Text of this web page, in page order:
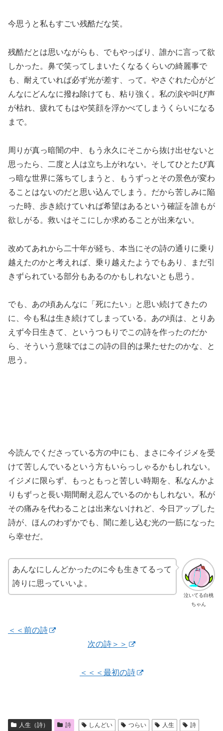
今思うと私もすごい残酷だな笑。
残酷だとは思いながらも、でもやっぱり、誰かに言って欲
しかった。鼻で笑ってしまいたくなるくらいの綺麗事で
も、耐えていれば必ず光が差す、って。やさぐれた心がど
んなにどんなに撥ね除けても、粘り強く。私の涙や叫び声
が枯れ、疲れてもはや笑顔を浮かべてしまうくらいになる
まで。
周りが真っ暗闇の中、もう永久にそこから抜け出せないと
思ったら、二度と人は立ち上がれない。そしてひとたび真
っ暗な世界に落ちてしまうと、もうずっとその景色が変わ
ることはないのだと思い込んでしまう。だから苦しみに陥
った時、歩き続けていれば希望はあるという確証を誰もが
欲しがる。救いはそこにしか求めることが出来ない。
改めてあれから二十年が経ち、本当にその詩の通りに乗り
越えたのかと考えれば、乗り越えたようでもあり、まだ引
きずられている部分もあるのかもしれないとも思う。
でも、あの頃あんなに「死にたい」と思い続けてきたの
に、今も私は生き続けてしまっている。あの頃は、とりあ
えず今日生きて、というつもりでこの詩を作ったのだか
ら、そういう意味ではこの詩の目的は果たせたのかな、と
思う。
今読んでくださっている方の中にも、まさに今イジメを受
けて苦しんでいるという方もいらっしゃるかもしれない。
イジメに限らず、もっともっと苦しい時期を、私なんかよ
りもずっと長い期間耐え忍んでいるのかもしれない。私が
その痛みを代わることは出来ないけれど、今日アップした
詩が、ほんのわずかでも、闇に差し込む光の一筋になった
ら幸せだ。
泣いてる白桃
ちゃん
あんなにしんどかったのに今も生きてるって
誇りに思っていいよ。
＜＜前の詩
次の詩＞＞
＜＜＜最初の詩
人生（詩） 詩 しんどい つらい 人生
詩